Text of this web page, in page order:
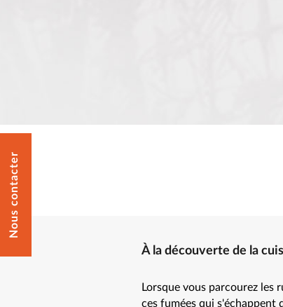
Nous contacter
À la découverte de la
Lorsque vous parcourez les
ces fumées qui